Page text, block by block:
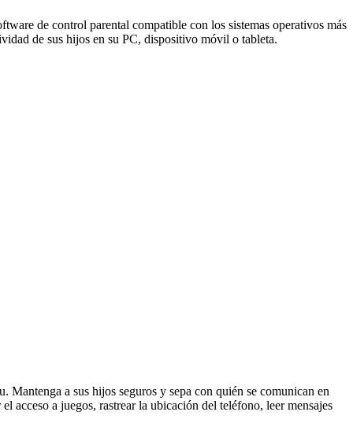
de control parental compatible con los sistemas operativos más
de sus hijos en su PC, dispositivo móvil o tableta.
a sus hijos seguros y sepa con quién se comunican en
acceso a juegos, rastrear la ubicación del teléfono, leer mensajes